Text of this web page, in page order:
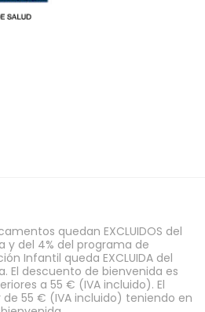
quedan EXCLUIDOS del
y del 4% del programa de
Infantil queda EXCLUIDA del
El descuento de bienvenida es
a 55 € (IVA incluido). El
55 € (IVA incluido) teniendo en